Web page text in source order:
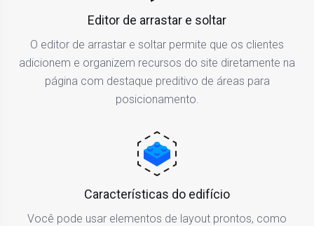
Editor de arrastar e soltar
O editor de arrastar e soltar permite que os clientes
adicionem e organizem recursos do site diretamente na
página com destaque preditivo de áreas para
posicionamento.
Características do edifício
Você pode usar elementos de layout prontos, como